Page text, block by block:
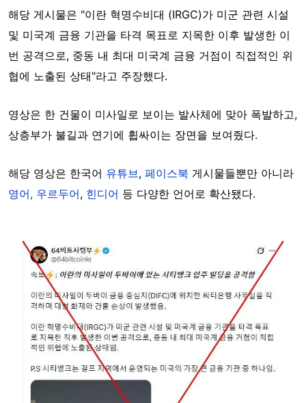
해당 게시물은 "이란 혁명수비대 (IRGC)가 미군 관련 시설
및 미국계 금융 기관을 타격 목표로 지목한 이후 발생한 이
번 공격으로, 중동 내 최대 미국계 금융 거점이 직접적인 위
협에 노출된 상태"라고 주장했다.
영상은 한 건물이 미사일로 보이는 발사체에 맞아 폭발하고,
상층부가 불길과 연기에 휩싸이는 장면을 보여줬다.
해당 영상은 한국어 유튜브, 페이스북 게시물들뿐만 아니라
영어, 우르두어, 힌디어 등 다양한 언어로 확산됐다.
Image